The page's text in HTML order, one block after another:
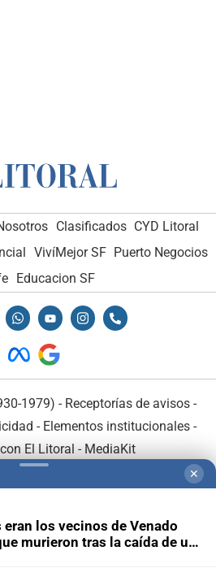
Clasificados CYD Litoral
VivíMejor SF Puerto Negocios
Educacion SF
1979) - Receptorías de avisos -
- Elementos institucionales-
El Litoral - MediaKit
✕
eran los vecinos de Venado
murieron tras la caída de un